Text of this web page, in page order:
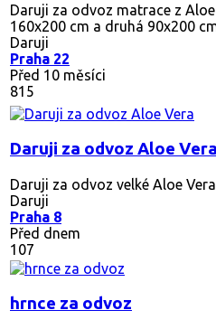
Daruji za odvoz matrace z
160x200 cm a druhá 90x200
Daruji
Praha 22
Před 10 měsíci
815
Daruji za odvoz Aloe Vera
Daruji za odvoz velké Aloe
Daruji
Praha 8
Před dnem
107
hrnce za odvoz